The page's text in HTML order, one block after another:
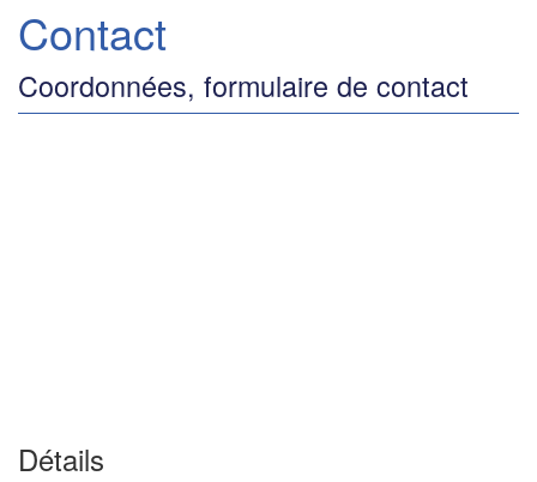
Contact
Coordonnées, formulaire de contact
Détails